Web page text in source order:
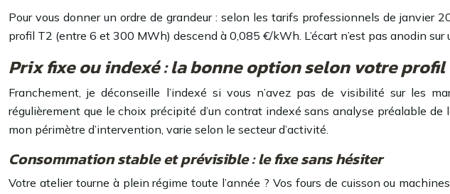
Pour vous donner un ordre de grandeur : selon les tarifs professionnels de
profil T2 (entre 6 et 300 MWh) descend à 0,085 €/kWh. L’écart n’est pas anodin sur
Prix fixe ou indexé : la bonne option selon votre profil
Franchement, je déconseille l’indexé si vous n’avez pas de visibilité sur les
régulièrement que le choix précipité d’un contrat indexé sans analyse préalable
mon périmètre d’intervention, varie selon le secteur d’activité.
Consommation stable et prévisible : le fixe sans hésiter
Votre atelier tourne à plein régime toute l’année ? Vos fours de cuisson ou